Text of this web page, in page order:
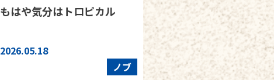
もはや気分はトロピカル
2026.05.18
ノブ